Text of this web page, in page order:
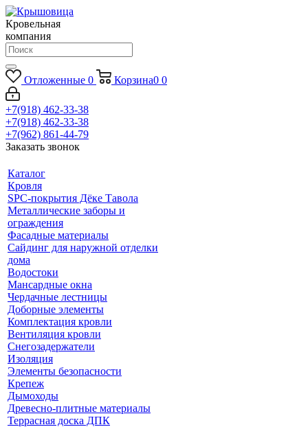
Кровельная
компания
Отложенные 0 Корзина0 0
+7(918) 462-33-38
+7(918) 462-33-38
+7(962) 861-44-79
Заказать звонок
Каталог
Кровля
SPC-покрытия Дёке Тавола
Металлические заборы и
ограждения
Фасадные материалы
Сайдинг для наружной отделки
дома
Водостоки
Мансардные окна
Чердачные лестницы
Доборные элементы
Комплектация кровли
Вентиляция кровли
Снегозадержатели
Изоляция
Элементы безопасности
Крепеж
Дымоходы
Древесно-плитные материалы
Террасная доска ДПК